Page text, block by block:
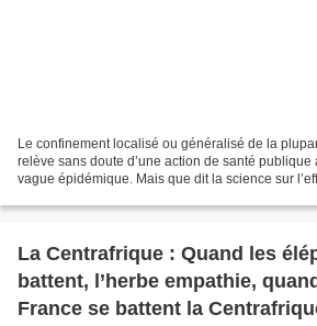
Le confinement localisé ou généralisé de la
relève sans doute d’une action de santé publique
vague épidémique. Mais que dit la science sur
La Centrafrique : Quand les
battent, l’herbe empathie,